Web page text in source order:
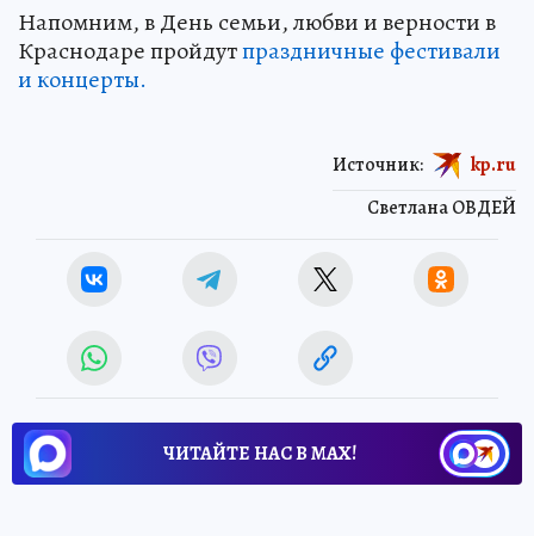
Напомним, в День семьи, любви и верности в
Краснодаре пройдутпраздничные фестивали
и концерты.
Светлана ОВДЕЙ
Источник: kp.ru
ЧИТАЙТЕ НАС В МАХ!